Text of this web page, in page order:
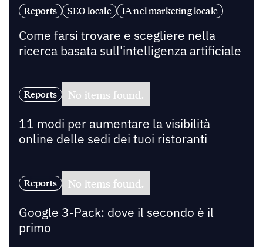
Reports SEO locale IA nel marketing locale
Come farsi trovare e scegliere nella
ricerca basata sull'intelligenza artificiale
Reports No items found.
11 modi per aumentare la visibilità
online delle sedi dei tuoi ristoranti
Reports No items found.
Google 3-Pack: dove il secondo è il
primo